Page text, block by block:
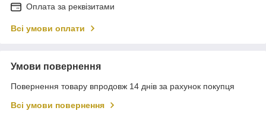
Оплата за реквізитами
Всі умови оплати
Умови повернення
Повернення товару впродовж 14 днів за рахунок покупця
Всі умови повернення